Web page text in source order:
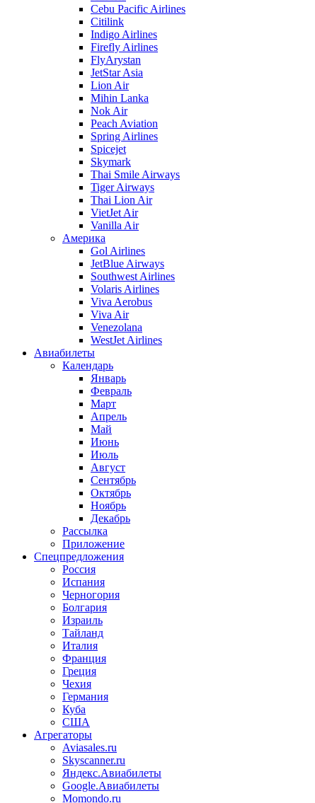
Cebu Pacific Airlines
Citilink
Indigo Airlines
Firefly Airlines
FlyArystan
JetStar Asia
Lion Air
Mihin Lanka
Nok Air
Peach Aviation
Spring Airlines
Spicejet
Skymark
Thai Smile Airways
Tiger Airways
Thai Lion Air
VietJet Air
Vanilla Air
Америка
Gol Airlines
JetBlue Airways
Southwest Airlines
Volaris Airlines
Viva Aerobus
Viva Air
Venezolana
WestJet Airlines
Авиабилеты
Календарь
Январь
Февраль
Март
Апрель
Май
Июнь
Июль
Август
Сентябрь
Октябрь
Ноябрь
Декабрь
Рассылка
Приложение
Спецпредложения
Россия
Испания
Черногория
Болгария
Израиль
Тайланд
Италия
Франция
Греция
Чехия
Германия
Куба
США
Агрегаторы
Aviasales.ru
Skyscanner.ru
Яндекс.Авиабилеты
Google.Авиабилеты
Momondo.ru